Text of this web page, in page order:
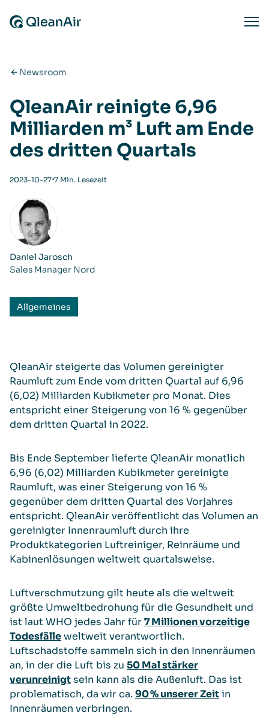
Newsroom
QleanAir reinigte 6,96
Milliarden m³ Luft am Ende
des dritten Quartals
2023-10-27⋅7 Min. Lesezeit
Daniel Jarosch
Sales Manager Nord
Allgemeines
QleanAir steigerte das Volumen gereinigter
Raumluft zum Ende vom dritten Quartal auf 6,96
(6,02) Milliarden Kubikmeter pro Monat. Dies
entspricht einer Steigerung von 16 % gegenüber
dem dritten Quartal in 2022.
Bis Ende September lieferte QleanAir monatlich
6,96 (6,02) Milliarden Kubikmeter gereinigte
Raumluft, was einer Steigerung von 16 %
gegenüber dem dritten Quartal des Vorjahres
entspricht. QleanAir veröffentlicht das Volumen an
gereinigter Innenraumluft durch ihre
Produktkategorien Luftreiniger, Reinräume und
Kabinenlösungen weltweit quartalsweise.
Luftverschmutzung gilt heute als die weltweit
größte Umweltbedrohung für die Gesundheit und
ist laut WHO jedes Jahr für7 Millionen vorzeitige
Todesfälleweltweit verantwortlich.
Luftschadstoffe sammeln sich in den Innenräumen
an, in der die Luft bis zu 50 Mal stärker
verunreinigtsein kann als die Außenluft. Das ist
problematisch, da wir ca. 90 % unserer Zeitin
Innenräumen verbringen.